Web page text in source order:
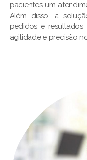
pacientes um
Além disso, a
pedidos e resultados
agilidade e precisão